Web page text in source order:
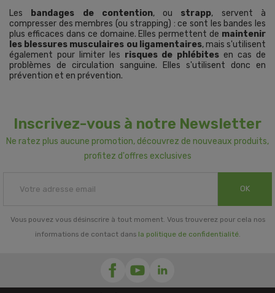
Les
bandages de contention, ou strapp, servent à
compresser des membres (ou strapping) : ce sont les bandes les
plus efficaces dans ce domaine. Elles permettent de maintenir
les blessures musculaires ou ligamentaires, mais s'utilisent
également pour limiter les risques de phlébites en cas de
problèmes de circulation sanguine. Elles s'utilisent donc en
prévention et en prévention.
Inscrivez-vous à notre Newsletter
Ne ratez plus aucune promotion, découvrez de nouveaux produits,
profitez d'offres exclusives
OK
Vous pouvez vous désinscrire à tout moment. Vous trouverez pour cela nos
informations de contact dans la politique de confidentialité.